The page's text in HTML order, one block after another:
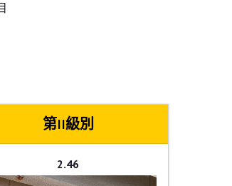
第II級別
2.46